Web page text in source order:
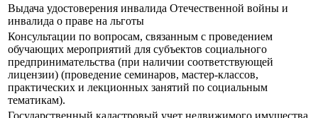
Выдача удостоверения инвалида Отечественной войны и
инвалида о праве на льготы
Консультации по вопросам, связанным с проведением
обучающих мероприятий для субъектов социального
предпринимательства (при наличии соответствующей
лицензии) (проведение семинаров, мастер-классов,
практических и лекционных занятий по социальным
тематикам).